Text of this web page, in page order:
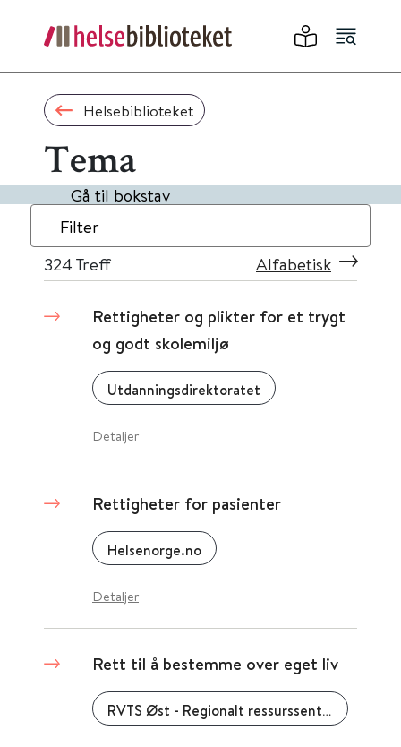
Helsebiblioteket
Tema
Gå til bokstav
Filter
324 Treff Alfabetisk
Rettigheter og plikter for et trygt
og godt skolemiljø
Utdanningsdirektoratet
Detaljer
Rettigheter for pasienter
Helsenorge.no
Detaljer
Rett til å bestemme over eget liv
RVTS Øst - Regionalt ressurssenter om vold, traumatisk stress og selvmordsforebygging